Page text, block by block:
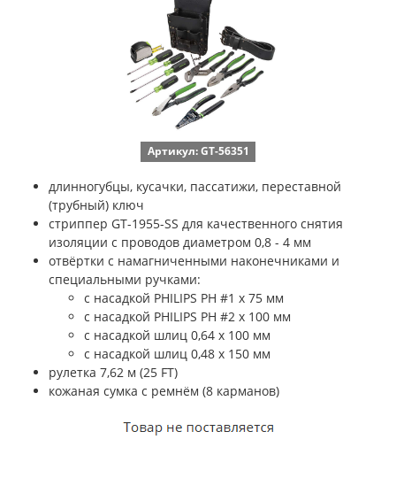
Артикул: GT-56351
длинногубцы, кусачки, пассатижи, переставной
(трубный) ключ
стриппер GT-1955-SS для качественного снятия
изоляции с проводов диаметром 0,8 - 4 мм
отвёртки с намагниченными наконечниками и
специальными ручками:
c насадкой PHILIPS PH #1 х 75 мм
c насадкой PHILIPS PH #2 х 100 мм
c насадкой шлиц 0,64 x 100 мм
c насадкой шлиц 0,48 x 150 мм
рулетка 7,62 м (25 FT)
кожаная сумка с ремнём (8 карманов)